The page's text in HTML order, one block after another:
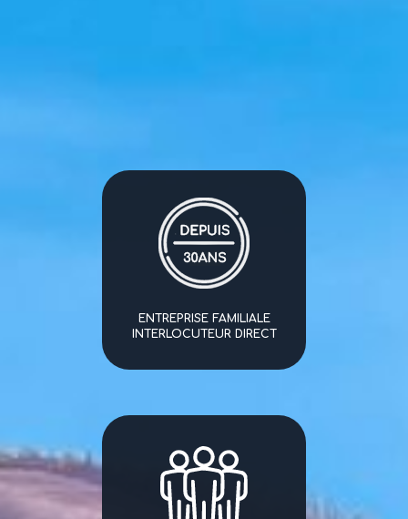
ENTREPRISE FAMILIALE
INTERLOCUTEUR DIRECT